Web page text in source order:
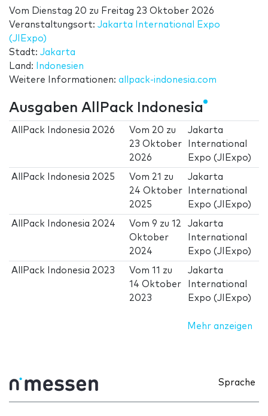
Vom Dienstag 20 zu Freitag 23 Oktober 2026
Veranstaltungsort: Jakarta International Expo
(JIExpo)
Stadt: Jakarta
Land:
Indonesien
Weitere Informationen: allpack-indonesia.com
Ausgaben AllPack Indonesia
AllPack Indonesia 2026 Vom 20 zu
23 Oktober
2026
Jakarta
International
Expo (JIExpo)
AllPack Indonesia 2025 Vom 21 zu
24 Oktober
2025
Jakarta
International
Expo (JIExpo)
AllPack Indonesia 2024 Vom9 zu12
Oktober
2024
Jakarta
International
Expo (JIExpo)
AllPack Indonesia 2023 Vom11 zu
14 Oktober
2023
Jakarta
International
Expo (JIExpo)
Mehr anzeigen
Sprache